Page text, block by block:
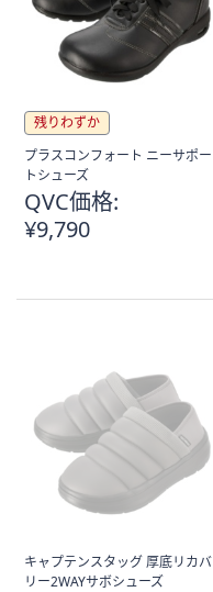
残りわずか
プラスコンフォート ニーサポー
トシューズ
QVC価格:
¥9,790
キャプテンスタッグ 厚底リカバ
リー2WAYサボシューズ